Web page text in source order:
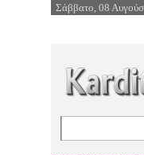
Σάββατο, 08